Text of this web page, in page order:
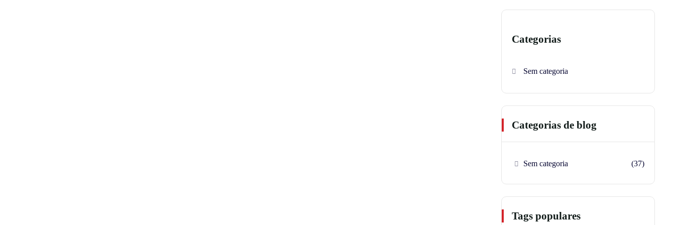
Categorias
Sem categoria
Categorias de blog
Sem categoria (37)
Tags populares